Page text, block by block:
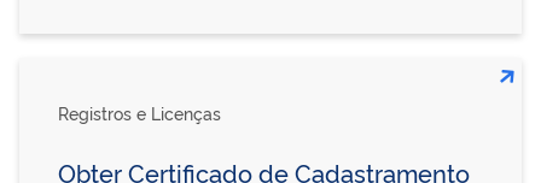
Registros e Licenças
Obter Certificado de Cadastramento